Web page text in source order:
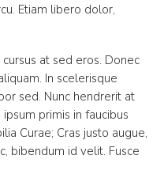
Etiam libero dolor,
at sed eros. Donec
In scelerisque
sed. Nunc hendrerit at
primis in faucibus
Curae; Cras justo augue,
bibendum id velit. Fusce